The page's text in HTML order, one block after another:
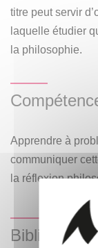
l’idée est de
toute sa
pragmatique,
titre peut servir
laquelle étudier
la philosophie.
Apprendre à
communiquer
la réflexion